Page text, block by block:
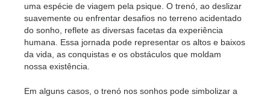
uma espécie de viagem pela psique. O trenó, ao deslizar
suavemente ou enfrentar desafios no terreno acidentado
do sonho, reflete as diversas facetas da experiência
humana. Essa jornada pode representar os altos e baixos
da vida, as conquistas e os obstáculos que moldam
nossa existência.
Em alguns casos, o trenó nos sonhos pode simbolizar a